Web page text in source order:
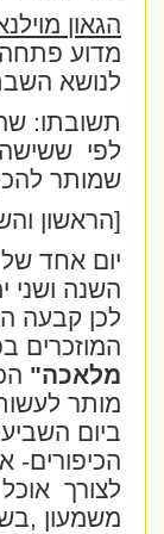
הגאון מוילנא
מדוע פתחה
לנושא
תשובתו:
לפי ששישה
שמותר
[הראשון
יום אחד
השנה ושני
לכן קבעה
המוזכרים
מלאכה"
מותר
ביום
הכיפורים-
לצורך אוכל
משמעון